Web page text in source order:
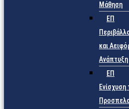
Μάθηση
ΕΠ
και
Ανάπτυξη
ΕΠ
Ενίσχυση